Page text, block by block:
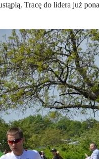
Tracę do lidera już